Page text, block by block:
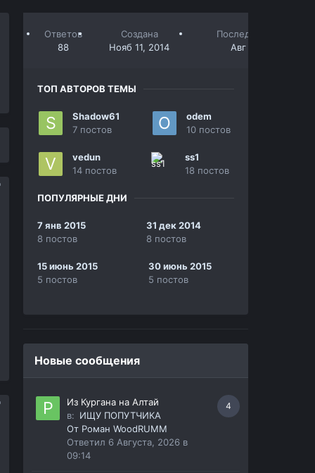
Ответов
88
Создана
Нояб 11, 2014
Последний ответ
Авг 8, 2015
ТОП АВТОРОВ ТЕМЫ
Shadow61
7 постов
odem
10 постов
vedun
14 постов
ss1
18 постов
ПОПУЛЯРНЫЕ ДНИ
7 янв 2015
8 постов
31 дек 2014
8 постов
15 июнь 2015
5 постов
30 июнь 2015
5 постов
Новые сообщения
4
Из Кургана на Алтай
в: ИЩУ ПОПУТЧИКА
От Роман WoodRUMM
Ответил 6 Августа, 2026 в
09:14